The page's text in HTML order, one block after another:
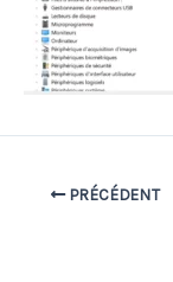
PRÉCÉDENT